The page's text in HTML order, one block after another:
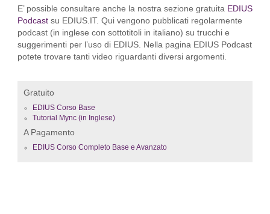
E’ possible consultare anche la nostra sezione gratuita EDIUS
Podcast su EDIUS.IT. Qui vengono pubblicati regolarmente
podcast (in inglese con sottotitoli in italiano) su trucchi e
suggerimenti per l’uso di EDIUS. Nella pagina EDIUS Podcast
potete trovare tanti video riguardanti diversi argomenti.
Gratuito
EDIUS Corso Base
Tutorial Mync (in Inglese)
A Pagamento
EDIUS Corso Completo Base e Avanzato